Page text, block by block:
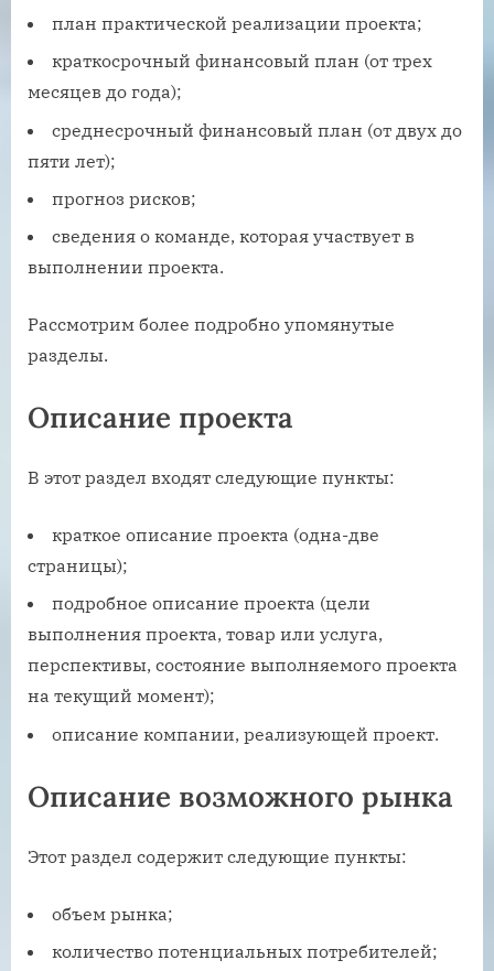
план практической реализации проекта;
краткосрочный финансовый план (от трех
месяцев до года);
среднесрочный финансовый план (от двух до
пяти лет);
прогноз рисков;
сведения о команде, которая участвует в
выполнении проекта.
Рассмотрим более подробно упомянутые
разделы.
Описание проекта
В этот раздел входят следующие пункты:
краткое описание проекта (одна-две
страницы);
подробное описание проекта (цели
выполнения проекта, товар или услуга,
перспективы, состояние выполняемого проекта
на текущий момент);
описание компании, реализующей проект.
Описание возможного рынка
Этот раздел содержит следующие пункты:
объем рынка;
количество потенциальных потребителей;